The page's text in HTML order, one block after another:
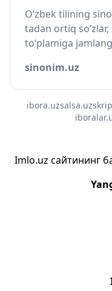
O‘zbek tilining
tadan ortiq
to‘plamiga
sinonim.uz
ibora.uzsalsa.uz
Imlo.uz сайтининг